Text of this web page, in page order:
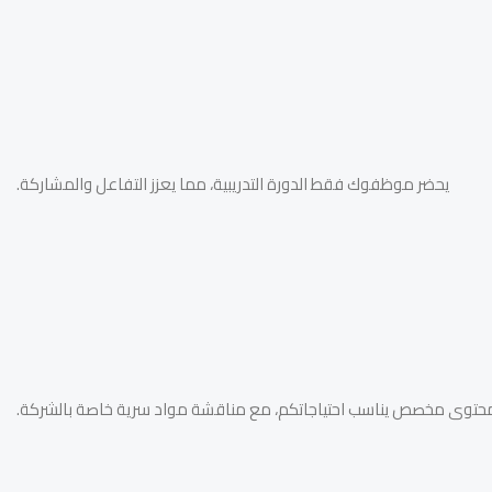
يحضر موظفوك فقط الدورة التدريبية، مما يعزز التفاعل والمشاركة.
مخصص يناسب احتياجاتكم، مع مناقشة مواد سرية خاصة بالشركة.